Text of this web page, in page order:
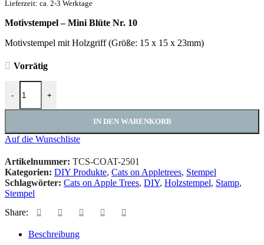
Lieferzeit: ca. 2-3 Werktage
Motivstempel – Mini Blüte Nr. 10
Motivstempel mit Holzgriff (Größe: 15 x 15 x 23mm)
Vorrätig
-
Motivstempel - Mini Blüte Nr. 10 Menge
+
IN DEN WARENKORB
Auf die Wunschliste
Artikelnummer: TCS-COAT-2501
Kategorien: DIY Produkte, Cats on Appletrees, Stempel
Schlagwörter: Cats on Apple Trees, DIY, Holzstempel, Stamp,
Stempel
Share:
Beschreibung